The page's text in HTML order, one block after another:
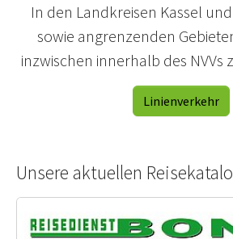
In den Landkreisen Kassel
sowie angrenzenden
inzwischen innerhalb des NVVs
Linienverkehr
Unsere aktuellen